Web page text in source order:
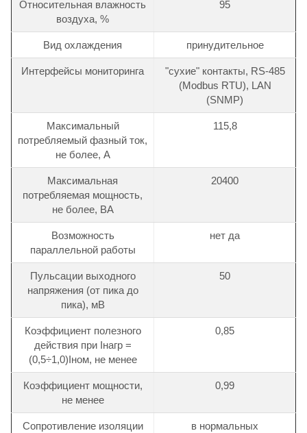
Относительная влажность
воздуха, %
95
Вид охлаждения принудительное
Интерфейсы мониторинга
"сухие" контакты, RS-485
(Modbus RTU), LAN
(SNMP)
Максимальный
потребляемый фазный ток,
не более, А
115,8
Максимальная
потребляемая мощность,
не более, ВА
20400
Возможность
параллельной работы
нет да
Пульсации выходного
напряжения (от пика до
пика), мВ
50
Коэффициент полезного
действия при Iнагр =
(0,5÷1,0)Iном, не менее
0,85
Коэффициент мощности,
не менее
0,99
Сопротивление изоляции
в нормальных